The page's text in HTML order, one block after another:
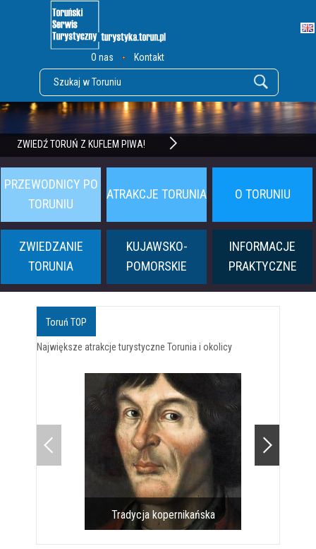
O nas Kontakt
ZWIEDŹ TORUŃ Z KUFLEM PIWA!
POZNAJ TWIERDZĘ TORUŃ
PRZEWODNICY PO
TORUNIU
ATRAKCJE TORUNIA O TORUNIU
ZWIEDZANIE
TORUNIA
KUJAWSKO-
POMORSKIE
INFORMACJE
PRAKTYCZNE
Toruń TOP
Największe atrakcje turystyczne Torunia i okolicy
Tradycja kopernikańska